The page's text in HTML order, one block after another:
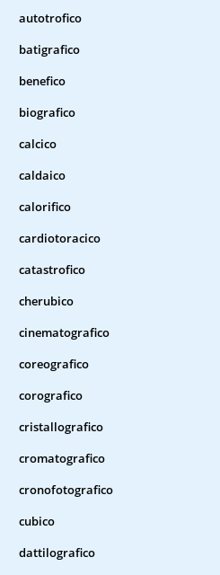
autotrofico
batigrafico
benefico
biografico
calcico
caldaico
calorifico
cardiotoracico
catastrofico
cherubico
cinematografico
coreografico
corografico
cristallografico
cromatografico
cronofotografico
cubico
dattilografico